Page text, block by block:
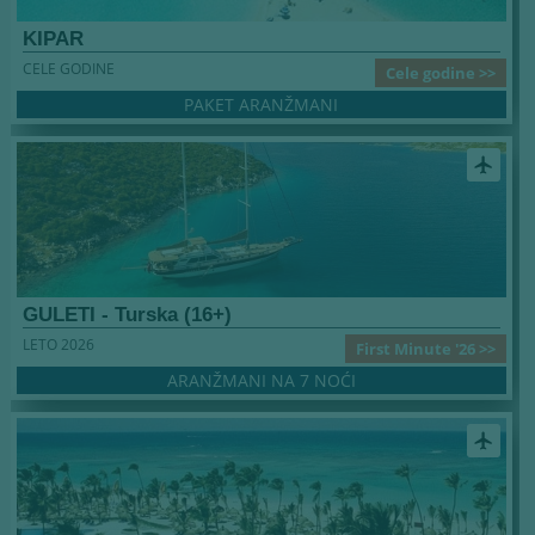
KIPAR
Cele godine >>
CELE GODINE
PAKET ARANŽMANI
airplanemode_active
GULETI - Turska (16+)
First Minute '26 >>
LETO 2026
ARANŽMANI NA 7 NOĆI
airplanemode_active